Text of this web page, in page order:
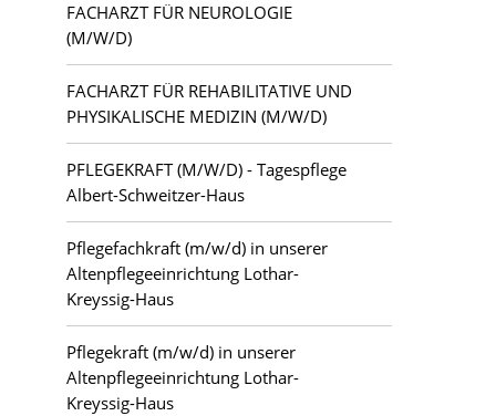
FACHARZT FÜR NEUROLOGIE
(M/W/D)
FACHARZT FÜR REHABILITATIVE UND
PHYSIKALISCHE MEDIZIN (M/W/D)
PFLEGEKRAFT (M/W/D) - Tagespflege
Albert-Schweitzer-Haus
Pflegefachkraft (m/w/d) in unserer
Altenpflegeeinrichtung Lothar-
Kreyssig-Haus
Pflegekraft (m/w/d) in unserer
Altenpflegeeinrichtung Lothar-
Kreyssig-Haus